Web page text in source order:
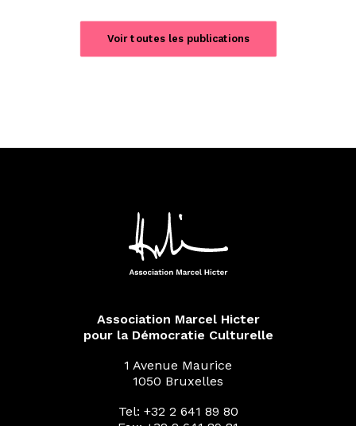
Voir toutes les publications
Association Marcel Hicter
pour la Démocratie Culturelle
1 Avenue Maurice
1050 Bruxelles
Tel: +32 2 641 89 80